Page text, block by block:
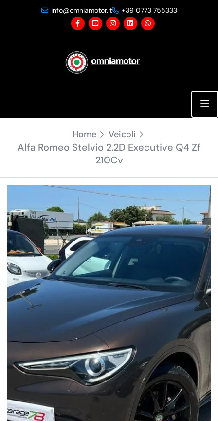
info@omniamotor.it +39 0773 755333
Home Veicoli
Alfa Romeo Stelvio 2.2D Executive Q4 Zf
210Cv